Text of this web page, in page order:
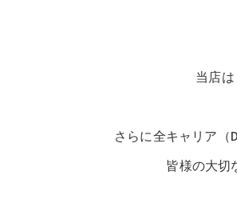
当店
さらに全キャリア
皆様の大切